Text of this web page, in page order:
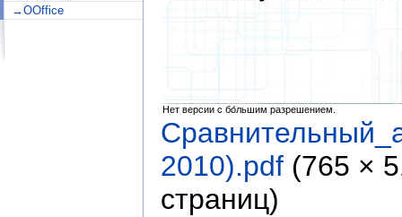
→OOffice
Нет версии с бо́льшим разрешением.
2010).pdf (765 ×
страниц)